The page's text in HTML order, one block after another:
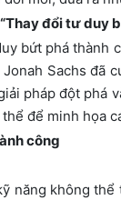
đổi tư duy
bứt phá thành
Sachs đã
pháp đột phá
để minh họa
công
năng không